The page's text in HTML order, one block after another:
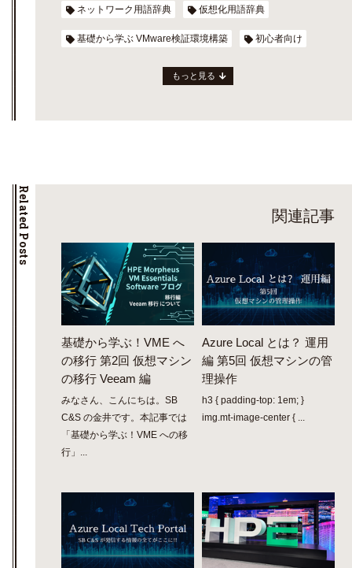
ネットワーク用語辞典 仮想化用語辞典
基礎から学ぶ VMware検証環境構築 初心者向け
もっと見る
Related Posts 関連記事
基礎から学ぶ！VME へ
の移行 第2回 仮想マシン
の移行 Veeam 編
みなさん、こんにちは。SB
C&S の金井です。本記事では
「基礎から学ぶ！VME への移
行」...
Azure Local とは？ 運用
編 第5回 仮想マシンの管
理操作
h3 { padding-top: 1em; }
img.mt-image-center { ...